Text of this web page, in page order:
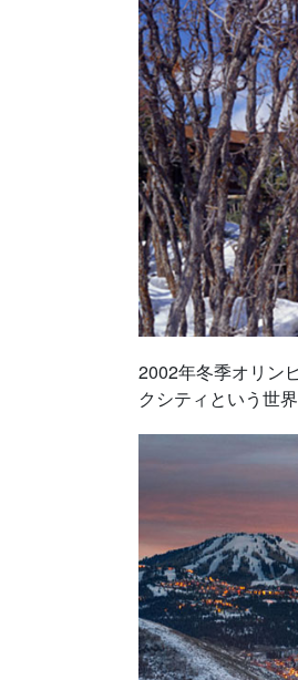
2002年冬季オリン
クシティという世